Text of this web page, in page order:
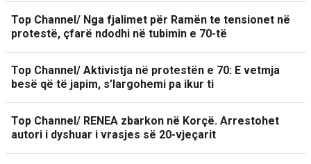
Top Channel/ Nga fjalimet për Ramën te tensionet në
protestë, çfarë ndodhi në tubimin e 70-të
Top Channel/ Aktivistja në protestën e 70: E vetmja
besë që të japim, s’largohemi pa ikur ti
Top Channel/ RENEA zbarkon në Korçë. Arrestohet
autori i dyshuar i vrasjes së 20-vjeçarit